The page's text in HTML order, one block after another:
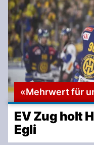
«Mehrwert für
EV Zug holt
Egli